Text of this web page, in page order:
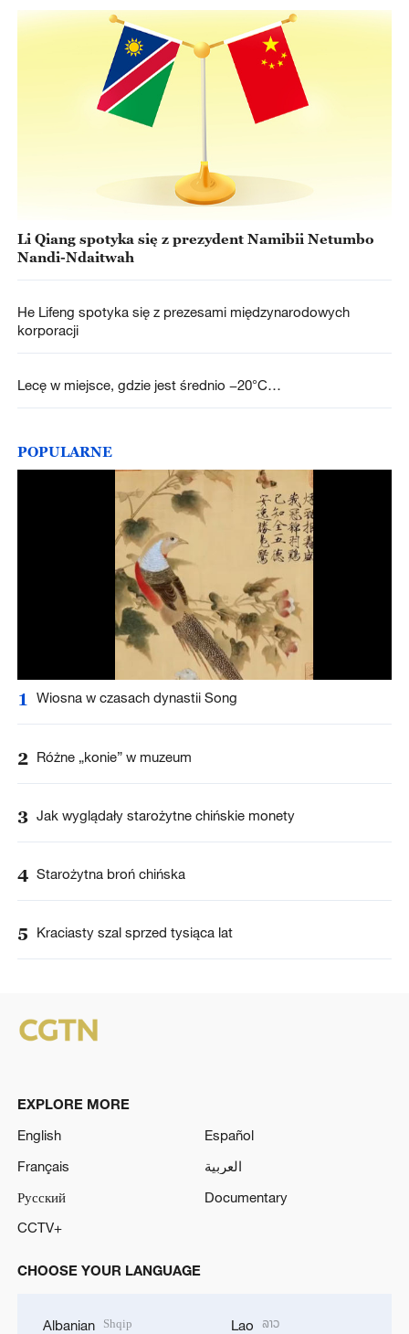
Li Qiang spotyka się z prezydent Namibii Netumbo
Nandi-Ndaitwah
He Lifeng spotyka się z prezesami międzynarodowych
korporacji
Lecę w miejsce, gdzie jest średnio −20°C…
POPULARNE
1 Wiosna w czasach dynastii Song
2 Różne „konie” w muzeum
3 Jak wyglądały starożytne chińskie monety
4 Starożytna broń chińska
5 Kraciasty szal sprzed tysiąca lat
EXPLORE MORE
English
Español
Français
العربية
Русский
Documentary
CCTV+
CHOOSE YOUR LANGUAGE
Albanian Shqip Lao ລາວ